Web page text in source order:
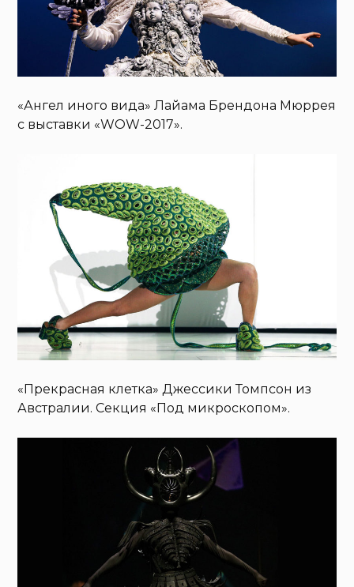
«Ангел иного вида» Лайама Брендона Мюррея
с выставки «WOW-2017».
«Прекрасная клетка» Джессики Томпсон из
Австралии. Секция «Под микроскопом».